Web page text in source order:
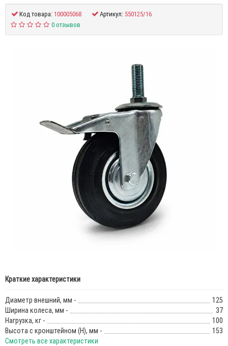
Код товара:100005068 Артикул: 550125/16
0 отзывов
Краткие характеристики
Диаметр внешний, мм -
125
Ширина колеса, мм -
37
Нагрузка, кг -
100
Высота с кронштейном (Н), мм -
153
Смотреть все характеристики